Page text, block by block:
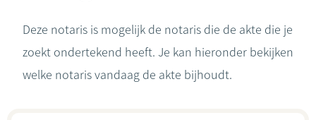
Over de notaris
Deze notaris is mogelijk de notaris die de akte die je
zoekt ondertekend heeft. Je kan hieronder bekijken
welke notaris vandaag de akte bijhoudt.